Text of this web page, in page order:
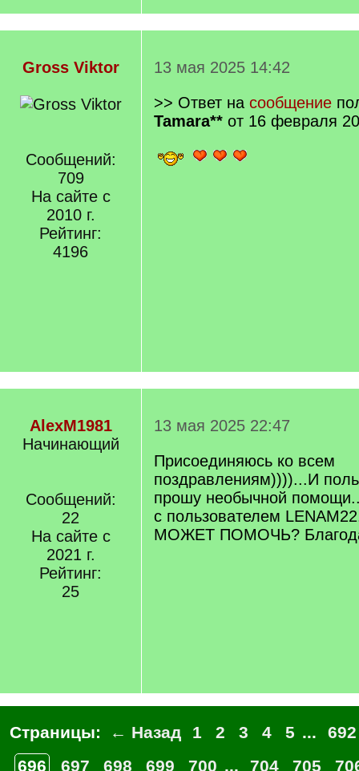
Gross Viktor
Сообщений:
709
На сайте с
2010 г.
Рейтинг:
4196
13 мая 2025 14:42
>> Ответ на сообщение
Tamara** от 16 февраля
AlexM1981
Начинающий
Сообщений:
22
На сайте с
2021 г.
Рейтинг:
25
13 мая 2025 22:47
Присоединяюсь ко всем
поздравлениям))))...И
прошу необычной
с пользователем
МОЖЕТ ПОМОЧЬ?
Страницы: ← Назад 1 2 3 4 5 ...
692
696
697 698 699 700 ... 704 705